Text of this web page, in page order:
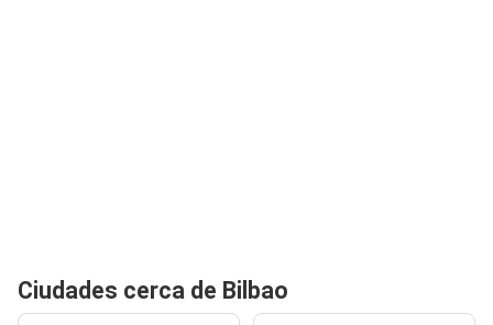
Ciudades cerca de Bilbao